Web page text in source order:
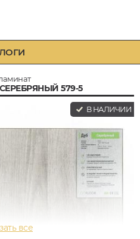
СЕРЕБРЯНЫЙ 579-5
В НАЛИЧИИ